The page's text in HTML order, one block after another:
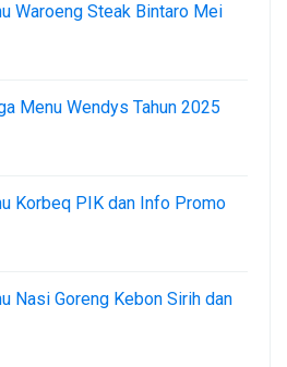
Waroeng Steak Bintaro Mei
Menu Wendys Tahun 2025
Korbeq PIK dan Info Promo
Nasi Goreng Kebon Sirih dan